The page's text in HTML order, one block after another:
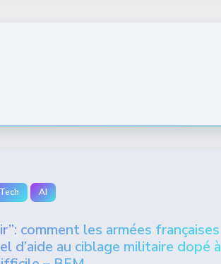
AI
comment les armées françaises
d’aide au ciblage militaire dopé à